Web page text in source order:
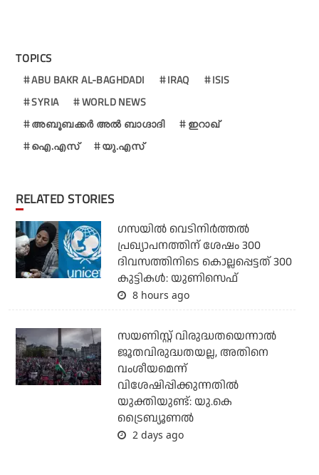
TOPICS
ABU BAKR AL-BAGHDADI IRAQ
ISIS
SYRIA
WORLD NEWS
അബൂബക്കര്‍ അല്‍ ബാഗ്ദാദി
ഇറാഖ്
ഐ.എസ്
യു.എസ്
RELATED STORIES
ഗസയില്‍ വെടിനിര്‍ത്തല്‍
പ്രഖ്യാപനത്തിന് ശേഷം 300
ദിവസത്തിനിടെ കൊല്ലപ്പെട്ടത് 300
കുട്ടികള്‍: യുണിസെഫ്
8 hours ago
സയണിസ്റ്റ് വിരുദ്ധതയെന്നാല്‍
ജൂതവിരുദ്ധതയല്ല, അതിനെ
വംശീയമെന്ന്
വിശേഷിപ്പിക്കുന്നതില്‍
യുക്തിയുണ്ട്: യു.കെ
ട്രൈബ്യൂണല്‍
2 days ago